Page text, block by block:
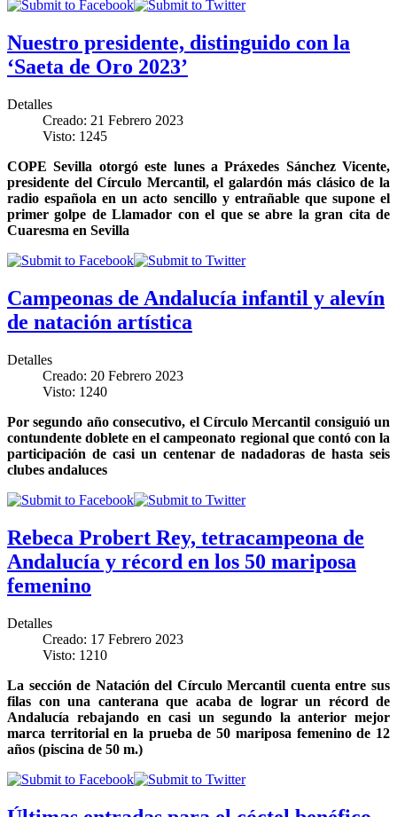
Nuestro presidente, distinguido con la
‘Saeta de Oro 2023’
Detalles
Creado: 21 Febrero 2023
Visto: 1245
COPE Sevilla otorgó este lunes a Práxedes Sánchez Vicente,
presidente del Círculo Mercantil, el galardón más clásico de la
radio española en un acto sencillo y entrañable que supone el
primer golpe de Llamador con el que se abre la gran cita de
Cuaresma en Sevilla
Campeonas de Andalucía infantil y alevín
de natación artística
Detalles
Creado: 20 Febrero 2023
Visto: 1240
Por segundo año consecutivo, el Círculo Mercantil consiguió un
contundente doblete en el campeonato regional que contó con la
participación de casi un centenar de nadadoras de hasta seis
clubes andaluces
Rebeca Probert Rey, tetracampeona de
Andalucía y récord en los 50 mariposa
femenino
Detalles
Creado: 17 Febrero 2023
Visto: 1210
La sección de Natación del Círculo Mercantil cuenta entre sus
filas con una canterana que acaba de lograr un récord de
Andalucía rebajando en casi un segundo la anterior mejor
marca territorial en la prueba de 50 mariposa femenino de 12
años (piscina de 50 m.)